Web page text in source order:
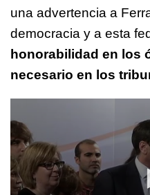
una advertencia a
democracia y a esta
honorabilidad en los
necesario en los
of
2
minutes,
2
seconds